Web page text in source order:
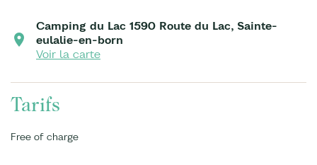
Camping du Lac 1590 Route du Lac, Sainte-
eulalie-en-born
Voir la carte
Tarifs
Free of charge